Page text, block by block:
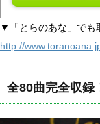
▼「とらのあな」でも
http://
全80曲完全収録